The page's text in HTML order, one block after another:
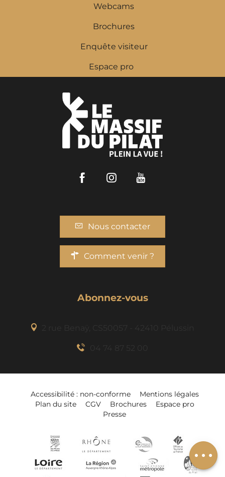
Ajouter à mon
séjour
Webcams
Brochures
Enquête visiteur
Espace pro
FacebookInstagram
Nous contacter
Comment venir ?
Abonnez-vous
Accessibilité : non-conforme
Mentions légales
Plan du site
CGV Brochures
Espace pro
Presse